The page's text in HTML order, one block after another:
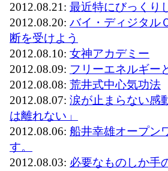
2012.08.21: 最近特にびっくり
2012.08.20: バイ・ディジタル
断を受けよう
2012.08.10: 女神アカデミー
2012.08.09: フリーエネルギー
2012.08.08: 荒井式中心気功法
2012.08.07: 涙が止まらない感
は離れない」
2012.08.06: 船井幸雄オープン
す。
2012.08.03: 必要なものしか